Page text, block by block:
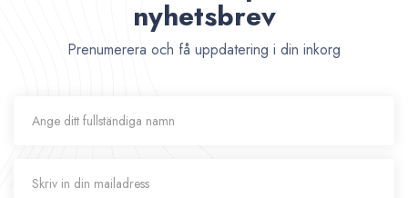
nyhetsbrev
Prenumerera och få uppdatering i din inkorg